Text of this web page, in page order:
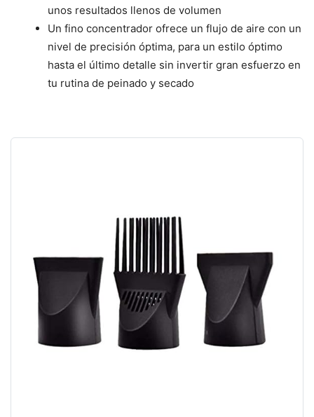
unos resultados llenos de volumen
Un fino concentrador ofrece un flujo de aire con un
nivel de precisión óptima, para un estilo óptimo
hasta el último detalle sin invertir gran esfuerzo en
tu rutina de peinado y secado